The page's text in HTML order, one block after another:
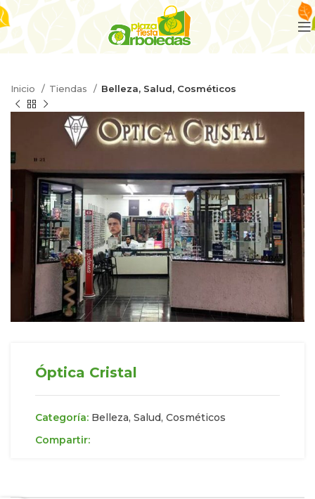
Inicio Tiendas Belleza, Salud, Cosméticos
Óptica Cristal
Categoría: Belleza, Salud, Cosméticos
Compartir: